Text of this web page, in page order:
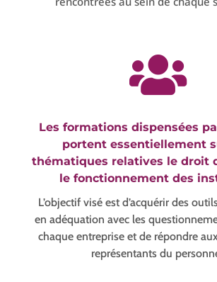

Les formations dispensées
portent essentiellement
thématiques relatives le droit
le fonctionnement des
L’objectif visé est d’acquérir des
en adéquation avec les
chaque entreprise et de répondre
représentants du